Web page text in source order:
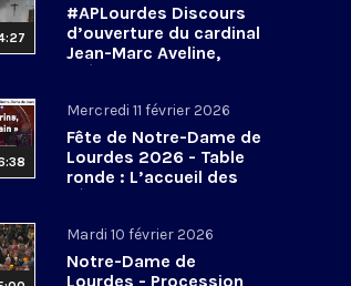
#APLourdes Discours
d’ouverture du cardinal
Jean-Marc Aveline,
président de la CEF -
Mercredi 11 février 2026
Fête de Notre-Dame de
Lourdes 2026 - Table
ronde : L’accueil des
pèlerins, aujourd’hui et
Mardi 10 février 2026
Notre-Dame de
Lourdes - Procession